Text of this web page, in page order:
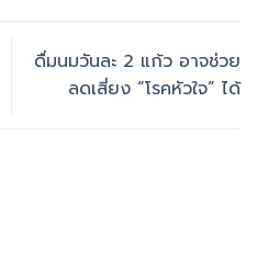
ดื่มนมวันละ 2 แก้ว อาจช่วย
ลดเสี่ยง “โรคหัวใจ” ได้